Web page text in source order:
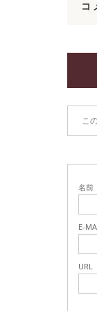
コ
こ
名前
E-
URL